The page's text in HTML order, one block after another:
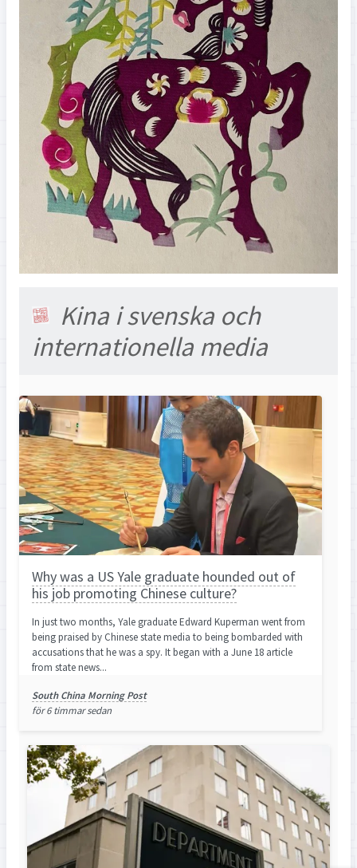
Kina i svenska och
internationella media
Why was a US Yale graduate hounded out of
his job promoting Chinese culture?
In just two months, Yale graduate Edward Kuperman went from
being praised by Chinese state media to being bombarded with
accusations that he was a spy. It began with a June 18 article
from state news...
South China Morning Post
för 6 timmar sedan